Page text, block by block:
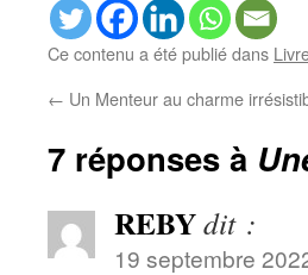
Ce contenu a été publié dans
← Un Menteur au charme
7 réponses à
REBYdit :
19 septembre